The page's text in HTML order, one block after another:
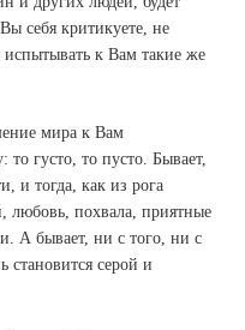
себя критикуете, не
к Вам такие же
мира к Вам
то густо, то пусто. Бывает,
и тогда, как из рога
любовь, похвала, приятные
А бывает, ни с того, ни с
становится серой и